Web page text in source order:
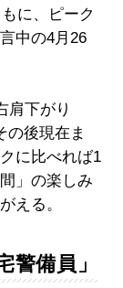
に、ピーク
中の4月26
肩下がり
の後現在ま
に比べれば1
」の楽しみ
える。
備員」